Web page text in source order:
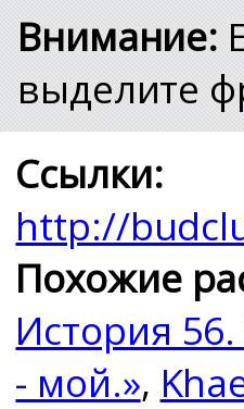
Внимание:
выделите
Ссылки:
http://
Похожие
История
- мой.»,